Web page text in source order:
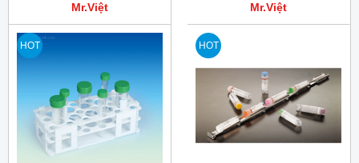
Mr.Việt
Mr.Việt
HOT HOT